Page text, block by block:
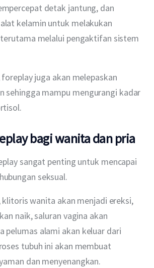
detak jantung, dan
kelamin untuk melakukan
melalui pengaktifan sistem
juga akan melepaskan
sehingga mampu mengurangi kadar
bagi wanita dan pria
sangat penting untuk mencapai
seksual.
klitoris wanita akan menjadi ereksi,
naik, saluran vagina akan
pelumas alami akan keluar dari
tubuh ini akan membuat
dan menyenangkan.